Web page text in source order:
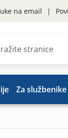
na email
Za službenike